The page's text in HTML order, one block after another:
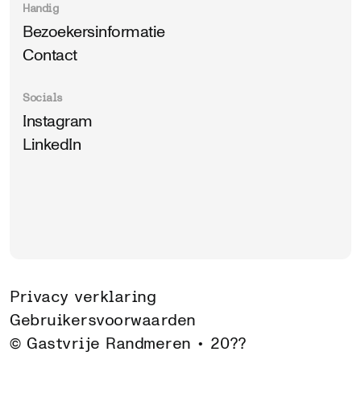
Handig
Bezoekersinformatie
Contact
Socials
Instagram
LinkedIn
Privacy verklaring
Gebruikersvoorwaarden
© Gastvrije Randmeren • 20??